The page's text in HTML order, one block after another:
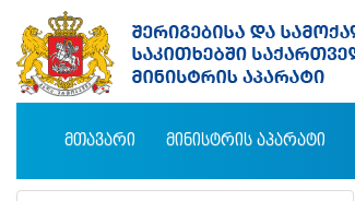
ᲛᲗᲐᲕᲐᲠᲘ ᲛᲘᲜᲘᲡᲢᲠᲘᲡ ᲐᲞᲐᲠᲐᲢᲘ